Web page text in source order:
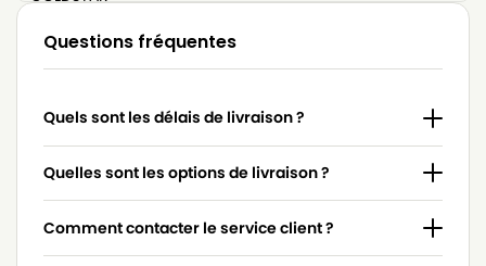
LG-
LG-GOLDSTAR 4200 (PASSION)
GOLDSTAR
LG-GOLDSTAR 5000 (PASSION)
LG-
GOLDSTAR
LG-GOLDSTAR BASIC (Série)
LG-
GOLDSTAR
LG-GOLDSTAR BONN (Série)
Questions fréquentes
Quels sont les délais de livraison ?
Quelles sont les options de livraison ?
Comment contacter le service client ?